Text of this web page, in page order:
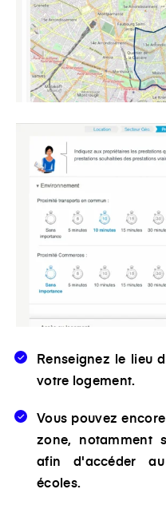
Renseignez le lieu
votre logement.
Vous pouvez
zone, notamment
afin d'accéder
écoles.